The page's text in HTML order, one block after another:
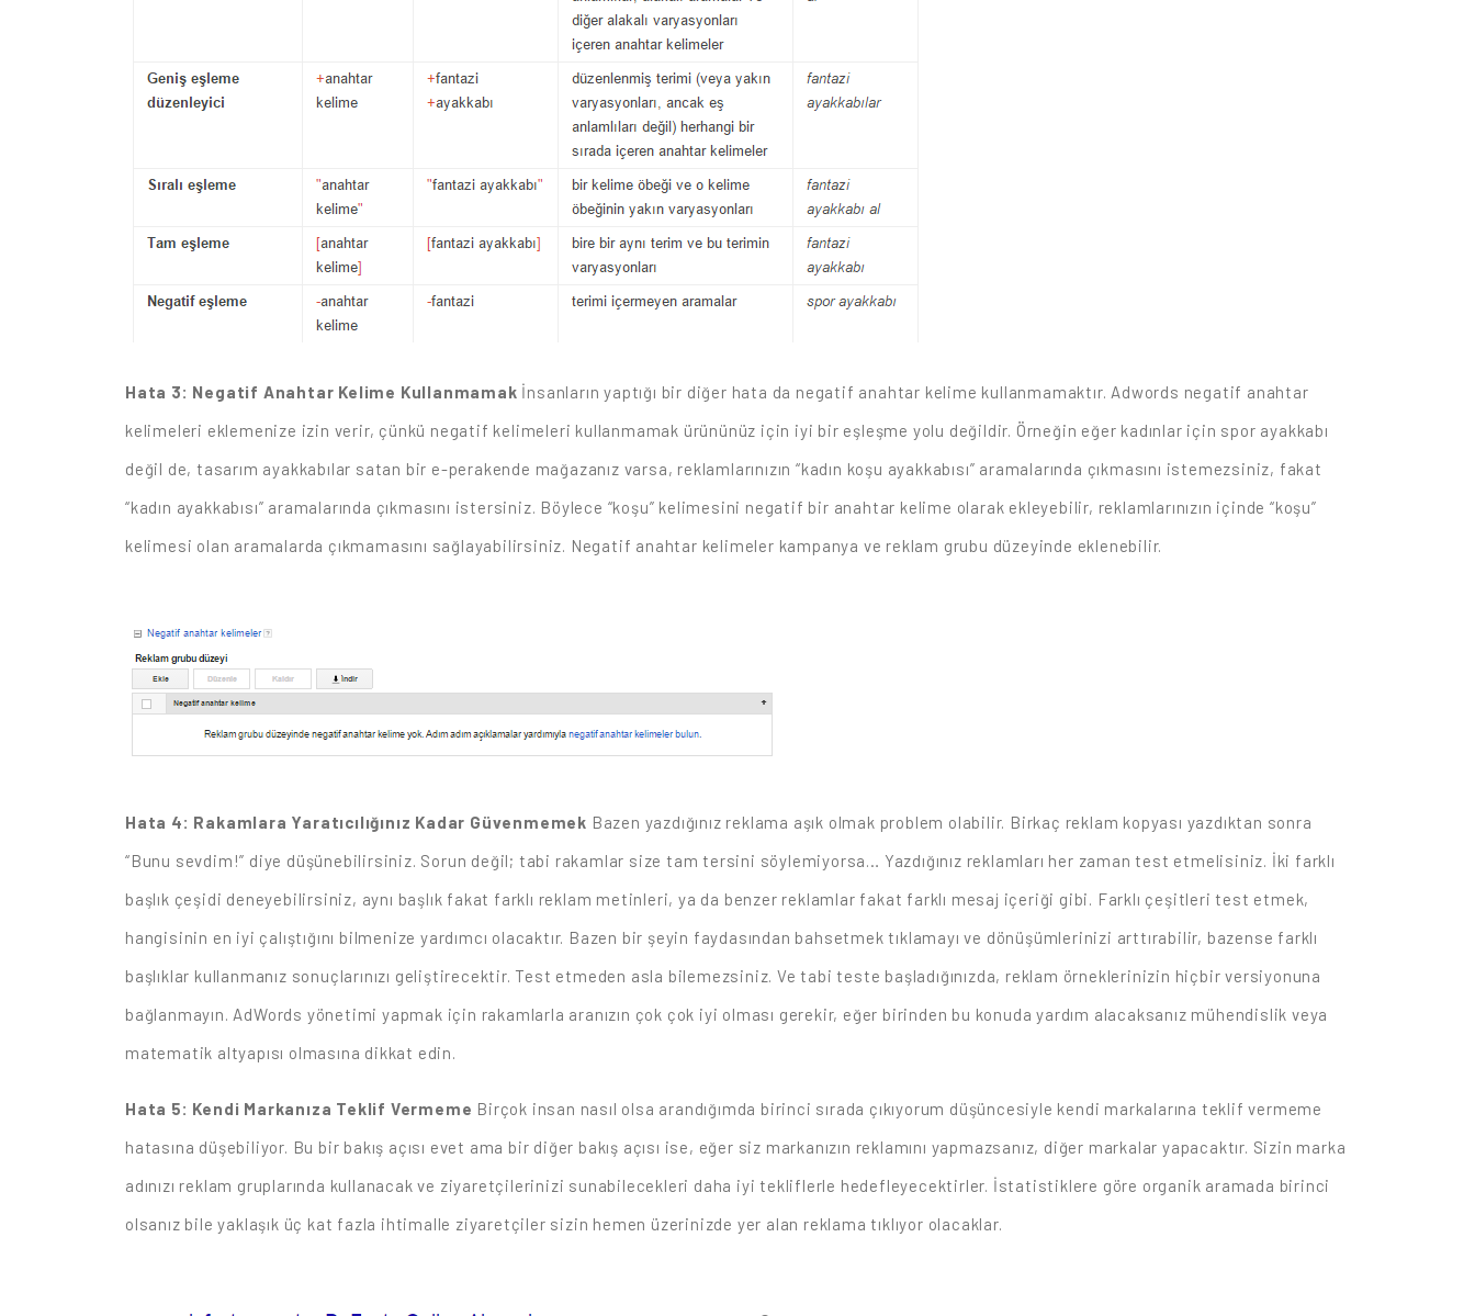
Hata 3: Negatif Anahtar Kelime Kullanmamak İnsanların yaptığı bir diğer hata da negatif anahtar kelime kullanmamaktır. Adwords negatif anahtar
kelimeleri eklemenize izin verir, çünkü negatif kelimeleri kullanmamak ürününüz için iyi bir eşleşme yolu değildir. Örneğin eğer kadınlar için spor ayakkabı
değil de, tasarım ayakkabılar satan bir e-perakende mağazanız varsa, reklamlarınızın “kadın koşu ayakkabısı” aramalarında çıkmasını istemezsiniz, fakat
“kadın ayakkabısı” aramalarında çıkmasını istersiniz. Böylece “koşu” kelimesini negatif bir anahtar kelime olarak ekleyebilir, reklamlarınızın içinde “koşu”
kelimesi olan aramalarda çıkmamasını sağlayabilirsiniz. Negatif anahtar kelimeler kampanya ve reklam grubu düzeyinde eklenebilir.
Hata 4: Rakamlara Yaratıcılığınız Kadar Güvenmemek Bazen yazdığınız reklama aşık olmak problem olabilir. Birkaç reklam kopyası yazdıktan sonra
“Bunu sevdim!” diye düşünebilirsiniz. Sorun değil; tabi rakamlar size tam tersini söylemiyorsa… Yazdığınız reklamları her zaman test etmelisiniz. İki farklı
başlık çeşidi deneyebilirsiniz, aynı başlık fakat farklı reklam metinleri, ya da benzer reklamlar fakat farklı mesaj içeriği gibi. Farklı çeşitleri test etmek,
hangisinin en iyi çalıştığını bilmenize yardımcı olacaktır. Bazen bir şeyin faydasından bahsetmek tıklamayı ve dönüşümlerinizi arttırabilir, bazense farklı
başlıklar kullanmanız sonuçlarınızı geliştirecektir. Test etmeden asla bilemezsiniz. Ve tabi teste başladığınızda, reklam örneklerinizin hiçbir versiyonuna
bağlanmayın. AdWords yönetimi yapmak için rakamlarla aranızın çok çok iyi olması gerekir, eğer birinden bu konuda yardım alacaksanız mühendislik veya
matematik altyapısı olmasına dikkat edin.
Hata 5: Kendi Markanıza Teklif Vermeme Birçok insan nasıl olsa arandığımda birinci sırada çıkıyorum düşüncesiyle kendi markalarına teklif vermeme
hatasına düşebiliyor. Bu bir bakış açısı evet ama bir diğer bakış açısı ise, eğer siz markanızın reklamını yapmazsanız, diğer markalar yapacaktır. Sizin marka
adınızı reklam gruplarında kullanacak ve ziyaretçilerinizi sunabilecekleri daha iyi tekliflerle hedefleyecektirler. İstatistiklere göre organik aramada birinci
olsanız bile yaklaşık üç kat fazla ihtimalle ziyaretçiler sizin hemen üzerinizde yer alan reklama tıklıyor olacaklar.